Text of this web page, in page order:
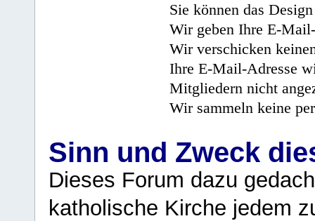
Sie können das
Wir geben Ihre E-
Wir verschicken
Ihre E-Mail-Adresse
Mitgliedern nicht
Wir sammeln keine
Sinn und Zweck
Dieses Forum dazu
katholische Kirche jedem